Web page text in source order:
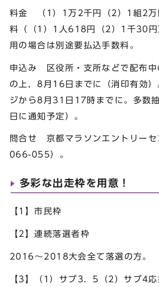
料金 （1）1万2千円（2）1組2万
料（（1）1人618円（2）1千30円
用の場合は別途要払込手数料。
申込み 区役所・支所などで配布中
の上，8月16日までに（消印有効）
ジから8月31日17時までに。多数
日に通知予定）。
問合せ 京都マラソンエントリー
066-055）。
多彩な出走枠を用意！
【1】市民枠
【2】連続落選者枠
2016～2018大会全て落選の方。
【3】（1）サブ3．5（2）サブ4応